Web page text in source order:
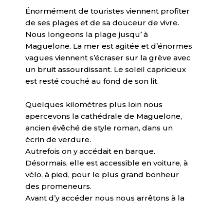
Énormément de touristes viennent profiter
de ses plages et de sa douceur de vivre.
Nous longeons la plage jusqu’ à
Maguelone. La mer est agitée et d’énormes
vagues viennent s’écraser sur la grève avec
un bruit assourdissant. Le soleil capricieux
est resté couché au fond de son lit.
Quelques kilomètres plus loin nous
apercevons la cathédrale de Maguelone,
ancien évêché de style roman, dans un
écrin de verdure.
Autrefois on y accédait en barque.
Désormais, elle est accessible en voiture, à
vélo, à pied, pour le plus grand bonheur
des promeneurs.
Avant d’y accéder nous nous arrêtons à la